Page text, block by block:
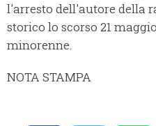
l'arresto dell'autore della
storico lo scorso 21
minorenne.
NOTA STAMPA